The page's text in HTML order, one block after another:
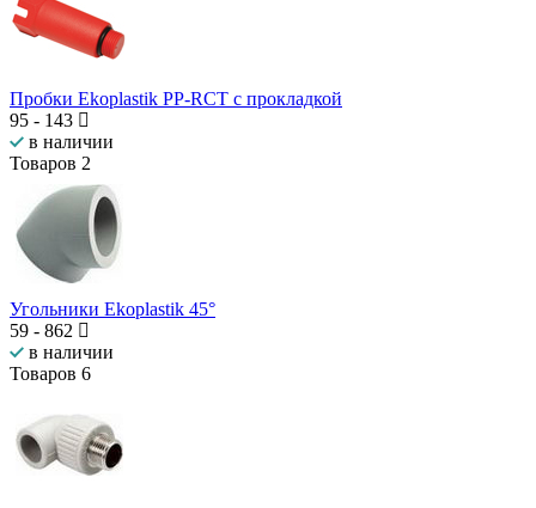
Пробки Ekoplastik PP-RCT с прокладкой
95 - 143
в наличии
Товаров 2
Угольники Ekoplastik 45°
59 - 862
в наличии
Товаров 6